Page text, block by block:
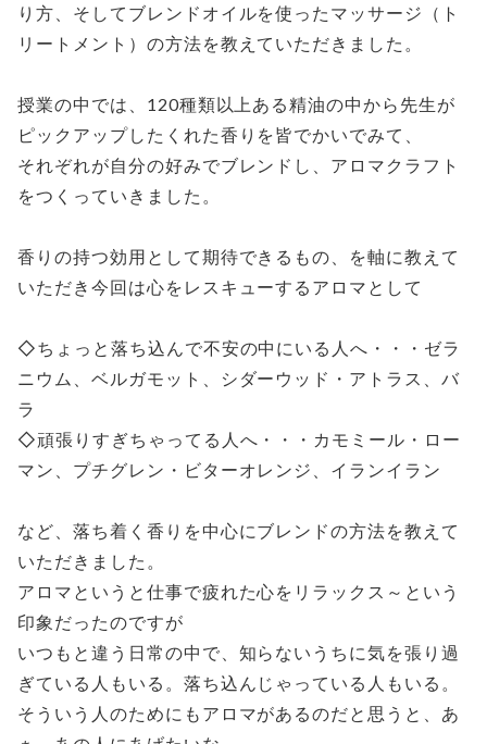
り方、そしてブレンドオイルを使ったマッサージ（ト
リートメント）の方法を教えていただきました。
授業の中では、120種類以上ある精油の中から先生が
ピックアップしたくれた香りを皆でかいでみて、
それぞれが自分の好みでブレンドし、アロマクラフト
をつくっていきました。
香りの持つ効用として期待できるもの、を軸に教えて
いただき今回は心をレスキューするアロマとして
◇ちょっと落ち込んで不安の中にいる人へ・・・ゼラ
ニウム、ベルガモット、シダーウッド・アトラス、バ
ラ
◇頑張りすぎちゃってる人へ・・・カモミール・ロー
マン、プチグレン・ビターオレンジ、イランイラン
など、落ち着く香りを中心にブレンドの方法を教えて
いただきました。
アロマというと仕事で疲れた心をリラックス～という
印象だったのですが
いつもと違う日常の中で、知らないうちに気を張り過
ぎている人もいる。落ち込んじゃっている人もいる。
そういう人のためにもアロマがあるのだと思うと、あ